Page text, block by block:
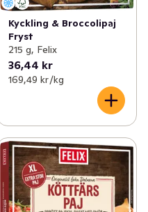
Kyckling & Broccolipaj
Fryst
215 g, Felix
36,44 kr
169,49 kr /kg